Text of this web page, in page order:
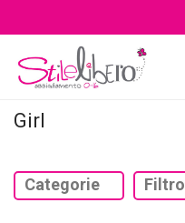
Girl
Categorie Filtro